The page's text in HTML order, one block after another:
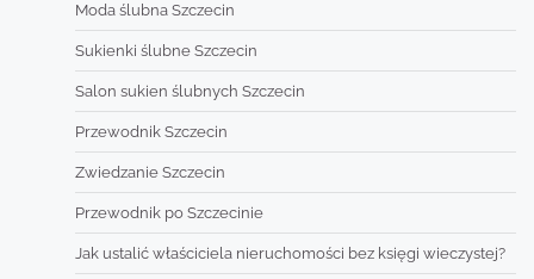
Moda ślubna Szczecin
Sukienki ślubne Szczecin
Salon sukien ślubnych Szczecin
Przewodnik Szczecin
Zwiedzanie Szczecin
Przewodnik po Szczecinie
Jak ustalić właściciela nieruchomości bez księgi wieczystej?